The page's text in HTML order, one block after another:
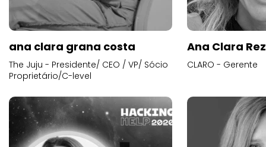
ana clara grana costa
The Juju - Presidente/ CEO / VP/ Sócio
Proprietário/C-level
Ana Clara
CLARO - Gerente